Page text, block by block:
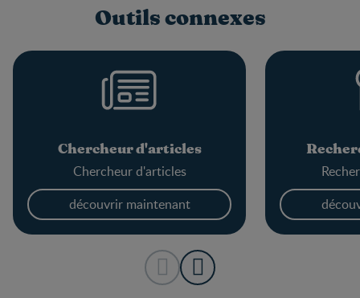
Outils connexes
Chercheur d'articles
Chercheur d'articles
découvrir maintenant